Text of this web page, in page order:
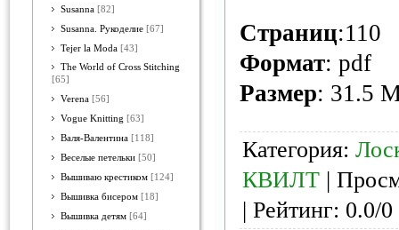
Susanna [82]
Susanna. Рукоделие [67]
Tejer la Moda [43]
The World of Cross Stitching
[65]
Verena [56]
Vogue Knitting [63]
Валя-Валентина [118]
Веселые петельки [50]
Вышиваю крестиком [124]
Вышивка бисером [18]
Вышивка детям [64]
Страниц:110
Формат: pdf
Размер: 31.5
Категория:
КВИЛТ |
| Рейтинг: 0.0/